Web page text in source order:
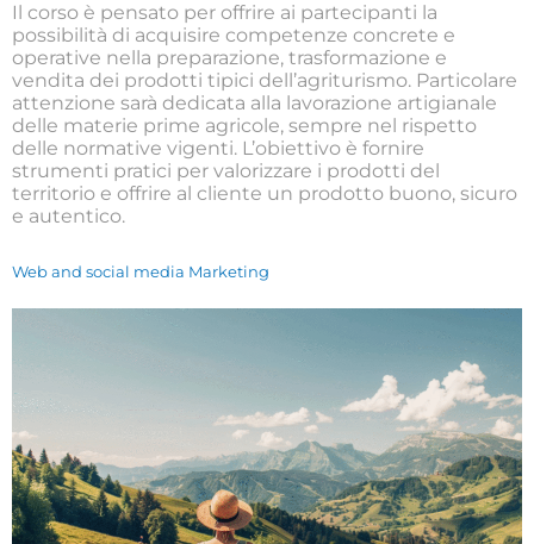
Il corso è pensato per offrire ai partecipanti la
possibilità di acquisire competenze concrete e
operative nella preparazione, trasformazione e
vendita dei prodotti tipici dell’agriturismo. Particolare
attenzione sarà dedicata alla lavorazione artigianale
delle materie prime agricole, sempre nel rispetto
delle normative vigenti. L’obiettivo è fornire
strumenti pratici per valorizzare i prodotti del
territorio e offrire al cliente un prodotto buono, sicuro
e autentico.
Web and social media Marketing